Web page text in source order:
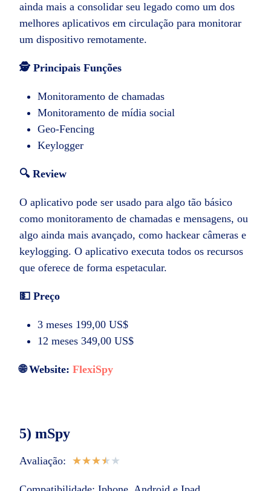
ainda mais a consolidar seu legado como um dos
melhores aplicativos em circulação para monitorar
um dispositivo remotamente.
🕵️ Principais Funções
Monitoramento de chamadas
Monitoramento de mídia social
Geo-Fencing
Keylogger
🔍 Review
O aplicativo pode ser usado para algo tão básico
como monitoramento de chamadas e mensagens, ou
algo ainda mais avançado, como hackear câmeras e
keylogging. O aplicativo executa todos os recursos
que oferece de forma espetacular.
💵 Preço
3 meses 199,00 US$
12 meses 349,00 US$
🌐 Website:FlexiSpy
5) mSpy
Avaliação: ★★★★ ★